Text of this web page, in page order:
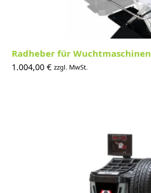
Radheber für Wuchtmaschinen
1.004,00 € zzgl. MwSt.